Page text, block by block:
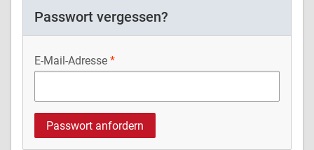
Passwort vergessen?
E-Mail-Adresse